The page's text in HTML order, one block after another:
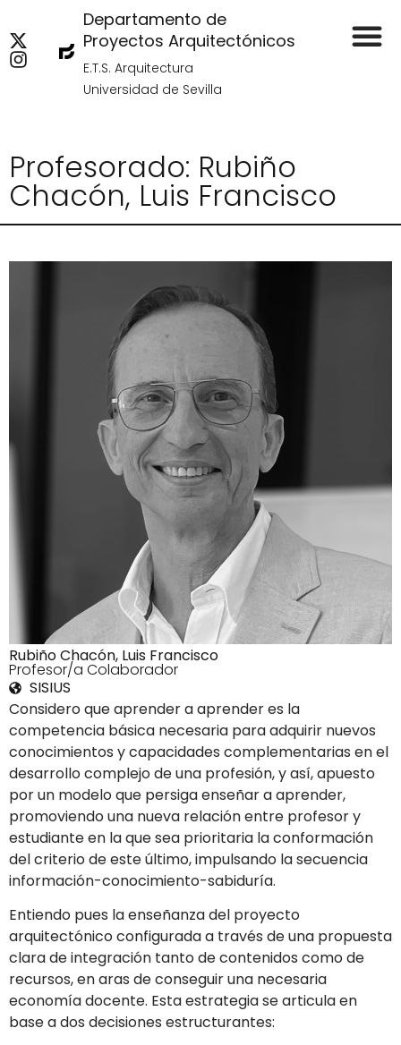
Departamento de
Proyectos Arquitectónicos
E.T.S. Arquitectura
Universidad de Sevilla
Profesorado: Rubiño
Chacón, Luis Francisco
Considero que aprender a aprender es la
competencia básica necesaria para adquirir nuevos
conocimientos y capacidades complementarias en el
desarrollo complejo de una profesión, y así, apuesto
por un modelo que persiga enseñar a aprender,
promoviendo una nueva relación entre profesor y
estudiante en la que sea prioritaria la conformación
del criterio de este último, impulsando la secuencia
información-conocimiento-sabiduría.
Entiendo pues la enseñanza del proyecto
arquitectónico configurada a través de una propuesta
clara de integración tanto de contenidos como de
recursos, en aras de conseguir una necesaria
economía docente. Esta estrategia se articula en
base a dos decisiones estructurantes:
Rubiño Chacón, Luis Francisco
4Profesor/a Colaborador
SISIUS